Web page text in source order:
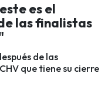
es el
las finalistas
de las
que tiene su cierre